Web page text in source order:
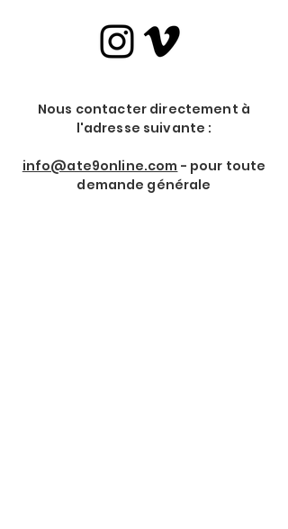
Nous contacter directement à
l'adresse suivante :
info@ate9online.com - pour toute
demande générale